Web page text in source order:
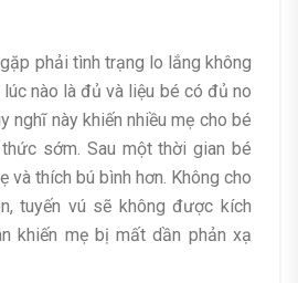
phải tình trạng lo lắng không
nào là đủ và liệu bé có đủ no
nghĩ này khiến nhiều mẹ cho bé
sớm. Sau một thời gian bé
và thích bú bình hơn. Không cho
tuyến vú sẽ không được kích
khiến mẹ bị mất dần phản xạ